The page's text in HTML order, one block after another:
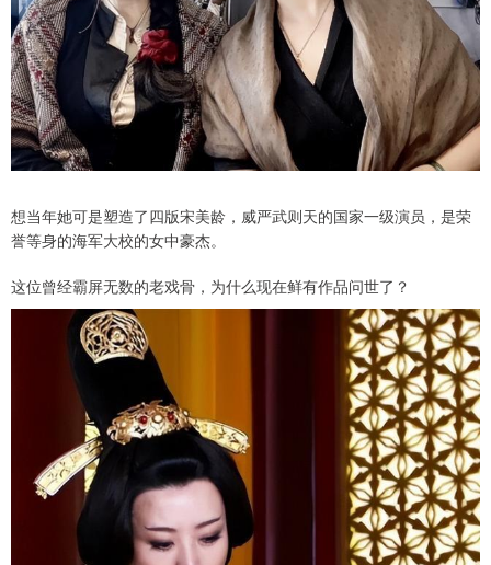
想当年她可是塑造了四版宋美龄，威严武则天的国家一级演员，是荣
誉等身的海军大校的女中豪杰。
这位曾经霸屏无数的老戏骨，为什么现在鲜有作品问世了？